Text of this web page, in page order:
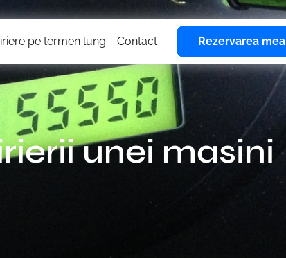
pe termen lung Contact Rezervarea mea
unei masini